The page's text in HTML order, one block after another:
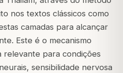
nos textos clássicos como
camadas para alcançar
Este é o mecanismo
para condições
sensibilidade nervosa